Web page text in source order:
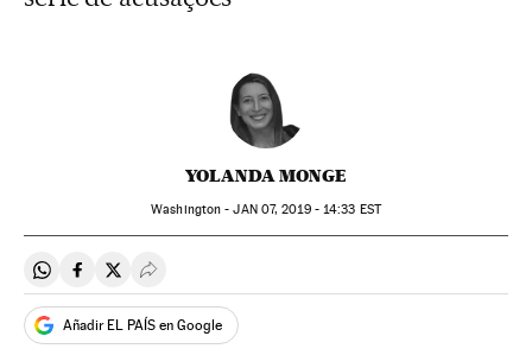
YOLANDA MONGE
Washington -JAN07, 2019 - 14:33 EST
Compartir en Whatsapp
Compartir en Facebook
Compartir en Twitter
Desplegar Redes Sociales
Añadir EL PAÍS en Google